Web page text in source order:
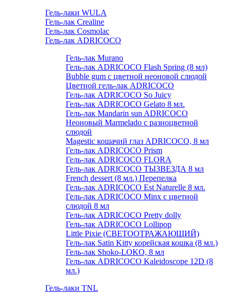
Гель-лаки WULA
Гель-лак Crealine
Гель-лак Cosmolac
Гель-лак ADRICOCO
Гель-лак Murano
Гель-лак ADRICOCO Flash Spring (8 мл)
Bubble gum с цветной неоновой слюдой
Цветной гель-лак ADRICOCO
Гель-лак ADRICOCO So Juicy
Гель-лак ADRICOCO Gelato 8 мл.
Гель-лак Mandarin sun ADRICOCO
Неоновый Marmelado с разноцветной
слюдой
Magestic кошачий глаз ADRICOCO, 8 мл
Гель-лак ADRICOCO Prism
Гель-лак ADRICOCO FLORA
Гель-лак ADRICOCO ТЫЗВЕЗДА 8 мл
French dessert (8 мл.) Перепелка
Гель-лак ADRICOCO Est Naturelle 8 мл.
Гель-лак ADRICOCO Minx с цветной
слюдой 8 мл
Гель-лак ADRICOCO Pretty dolly
Гель-лак ADRICOCO Lollipop
Little Pixie (СВЕТООТРАЖАЮЩИЙ)
Гель-лак Satin Kitty корейская кошка (8 мл.)
Гель-лак Shoko-LOKO, 8 мл
Гель-лак ADRICOCO Kaleidoscope 12D (8
мл.)
Гель-лаки TNL